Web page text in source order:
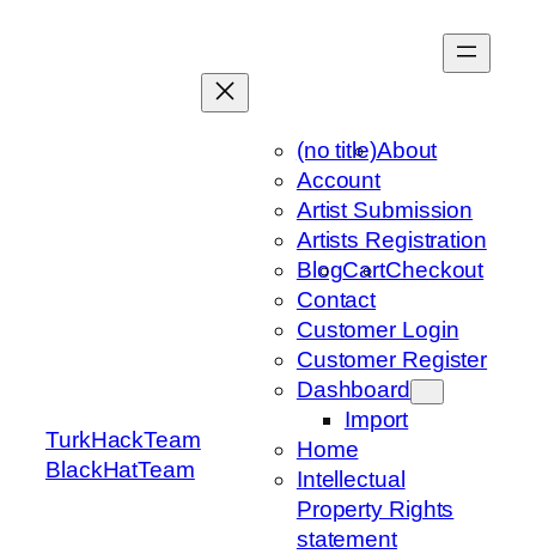
TurkHackTeam
BlackHatTeam
(no title)About
Account
Artist Submission
Artists Registration
BlogCartCheckout
Contact
Customer Login
Customer Register
Dashboard
Import
Home
Intellectual
Property Rights
statement